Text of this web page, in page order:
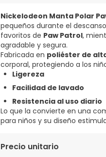
Nickelodeon Manta Polar
pequeños durante el
favoritos de Paw Patrol,
agradable y segura.
Fabricada en poliéster de
corporal, protegiendo a los
Ligereza
Facilidad de lavado
Resistencia al uso diario
Lo que la convierte en una
para niños y su diseño
Precio unitario